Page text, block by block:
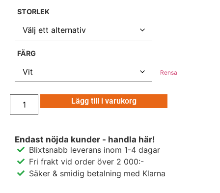
STORLEK
FÄRG
Rensa
Lägg till i varukorg
Endast nöjda kunder - handla här!
Blixtsnabb leverans inom 1-4 dagar
Fri frakt vid order över 2 000:-
Säker & smidig betalning med Klarna